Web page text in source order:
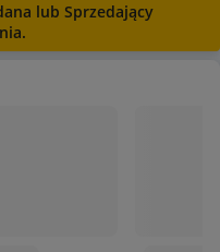
lub Sprzedający